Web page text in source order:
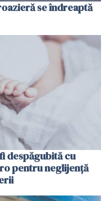
se îndreaptă
despăgubită cu
pentru neglijenţă